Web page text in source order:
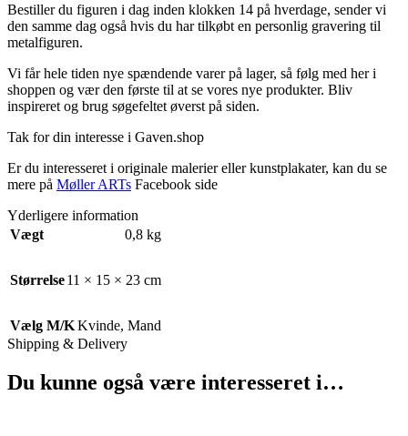
Bestiller du figuren i dag inden klokken 14 på hverdage, sender vi
den samme dag også hvis du har tilkøbt en personlig gravering til
metalfiguren.
Vi får hele tiden nye spændende varer på lager, så følg med her i
shoppen og vær den første til at se vores nye produkter. Bliv
inspireret og brug søgefeltet øverst på siden.
Tak for din interesse i Gaven.shop
Er du interesseret i originale malerier eller kunstplakater, kan du se
mere på Møller ARTs Facebook side
Yderligere information
Vægt
0,8 kg
Størrelse11 × 15 × 23 cm
Vælg M/KKvinde, Mand
Shipping & Delivery
Du kunne også være interesseret i…